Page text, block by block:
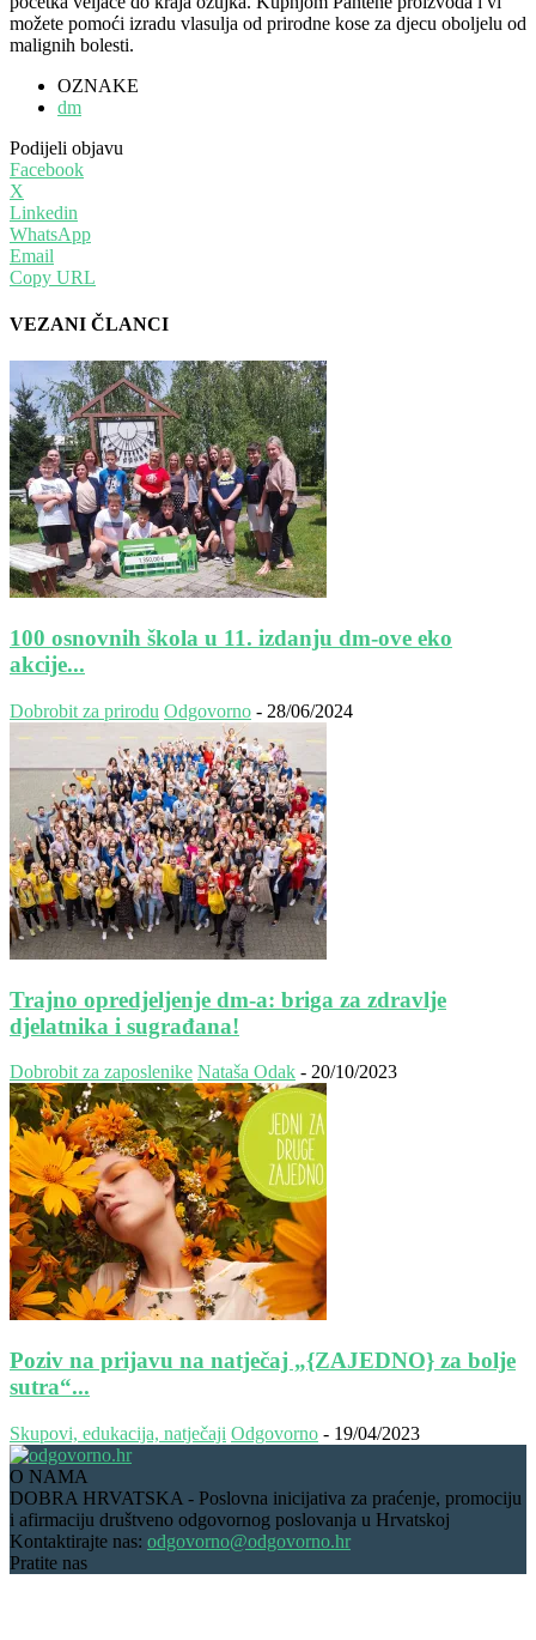
možete pomoći izradu vlasulja od prirodne kose za djecu oboljelu od
malignih bolesti.
OZNAKE
dm
Podijeli objavu
Facebook
X
Linkedin
WhatsApp
Email
Copy URL
VEZANI ČLANCI
100 osnovnih škola u 11. izdanju dm-ove eko
akcije...
Dobrobit za prirodu Odgovorno - 28/06/2024
Trajno opredjeljenje dm-a: briga za zdravlje
djelatnika i sugrađana!
Dobrobit za zaposlenike Nataša Odak - 20/10/2023
Poziv na prijavu na natječaj „{ZAJEDNO} za bolje
sutra“...
Skupovi, edukacija, natječaji Odgovorno - 19/04/2023
O NAMA
DOBRA HRVATSKA - Poslovna inicijativa za praćenje, promociju
i afirmaciju društveno odgovornog poslovanja u Hrvatskoj
Kontaktirajte nas: odgovorno@odgovorno.hr
Pratite nas